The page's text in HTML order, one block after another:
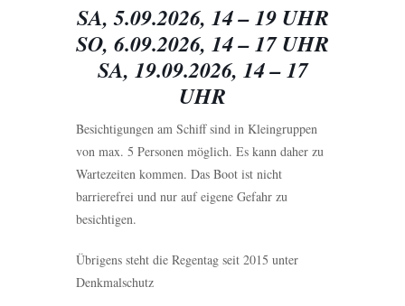
SA, 5.09.2026, 14 – 19 UHR
SO, 6.09.2026, 14 – 17 UHR
SA, 19.09.2026, 14 – 17
UHR
Besichtigungen am Schiff sind in Kleingruppen
von max. 5 Personen möglich. Es kann daher zu
Wartezeiten kommen. Das Boot ist nicht
barrierefrei und nur auf eigene Gefahr zu
besichtigen.
Übrigens steht die Regentag seit 2015 unter
Denkmalschutz